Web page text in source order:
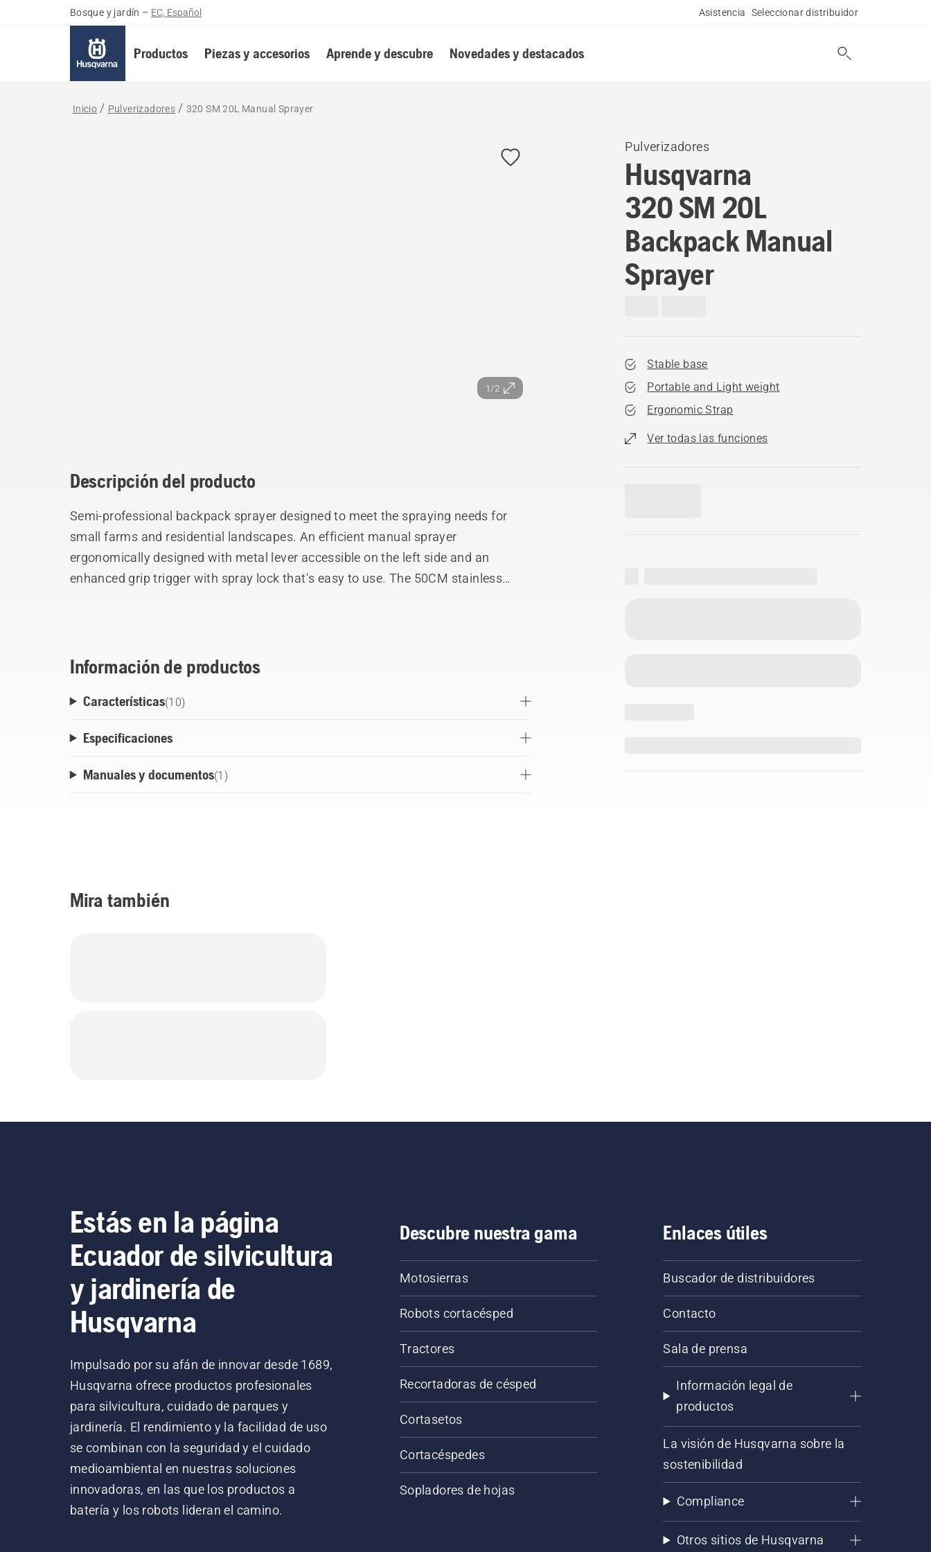
Bosque y jardín – EC, Español Asistencia Seleccionar distribuidor
Productos Piezas y accesorios Aprende y descubre Novedades y destacados
Inicio Pulverizadores 320 SM 20L Manual Sprayer
1/2
Pulverizadores
Husqvarna
320 SM 20L
Backpack Manual
Sprayer
Stable base
Portable and Light weight
Ergonomic Strap
Ver todas las funciones
Descripción del producto
Semi-professional backpack sprayer designed to meet the spraying needs for
small farms and residential landscapes. An efficient manual sprayer
ergonomically designed with metal lever accessible on the left side and an
enhanced grip trigger with spray lock that's easy to use. The 50CM stainless
Información de productos
Características(10)
Especificaciones
Manuales y documentos(1 )
Mira también
Estás en la página
Ecuador de silvicultura
y jardinería de
Husqvarna
Impulsado por su afán de innovar desde 1689,
Husqvarna ofrece productos profesionales
para silvicultura, cuidado de parques y
jardinería. El rendimiento y la facilidad de uso
se combinan con la seguridad y el cuidado
medioambiental en nuestras soluciones
innovadoras, en las que los productos a
batería y los robots lideran el camino.
Descubre nuestra gama
Motosierras
Robots cortacésped
Tractores
Recortadoras de césped
Cortasetos
Cortacéspedes
Sopladores de hojas
Enlaces útiles
Buscador de distribuidores
Contacto
Sala de prensa
Información legal de
productos
La visión de Husqvarna sobre la
sostenibilidad
Compliance
Otros sitios de Husqvarna